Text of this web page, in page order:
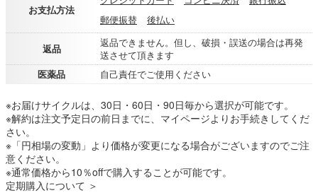
お支払方法
郵便振替
後払い
返品
返品できません。但し、破損・誤送の場合は再発
送させて頂きます
医薬品
自己責任でご使用ください
※お届けサイクルは、30日・60日・90日毎から選択が可能です。
※解約は注文予定日の前日までに、マイページよりお手続きしてくだ
さい。
※「円相場の変動」より価格が変更になる場合がございますのでご注
意ください。
※通常価格から10％offで購入することが可能です。
定期購入について ＞